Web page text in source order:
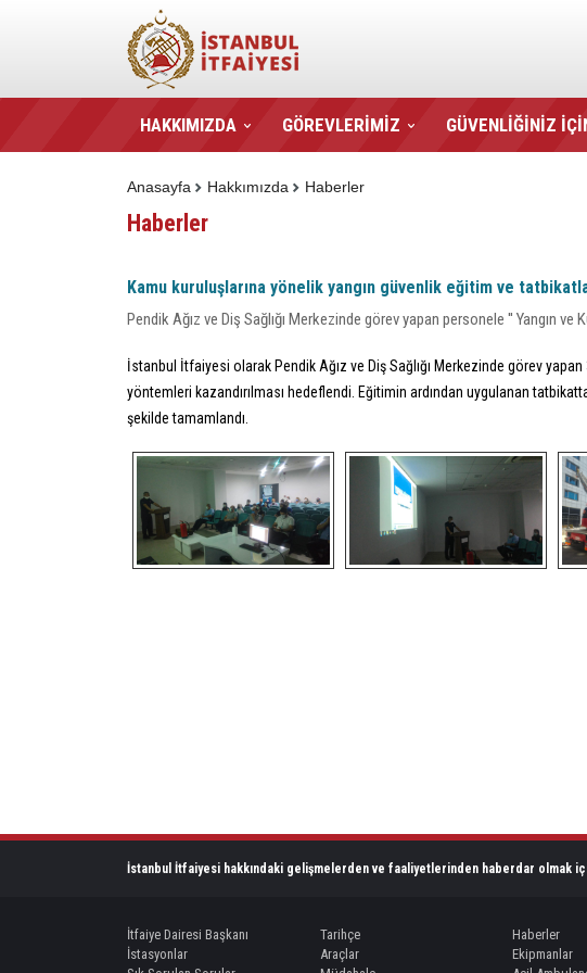
HAKKIMIZDA GÖREVLERİMİZ GÜVENLİĞİNİZ
Haberler
Hakkımızda
Anasayfa
Haberler
Kamu kuruluşlarına yönelik yangın güvenlik eğitim ve
Pendik Ağız ve Diş Sağlığı Merkezinde görev yapan personele '' Yangın
İstanbul İtfaiyesi olarak Pendik Ağız ve Diş Sağlığı Merkezinde görev
yöntemleri kazandırılması hedeflendi. Eğitimin ardından uygulanan
şekilde tamamlandı.
İstanbul İtfaiyesi hakkındaki gelişmelerden ve faaliyetlerinden haberdar olmak
İtfaiye Dairesi Başkanı Tarihçe Haberler
İstasyonlar
Araçlar Ekipmanlar